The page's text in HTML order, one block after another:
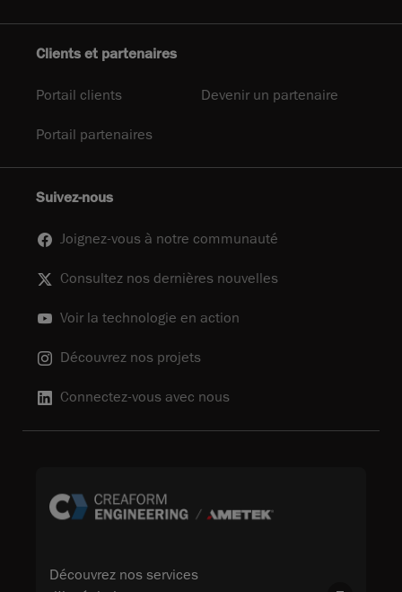
Clients et partenaires
Portail clients Devenir un partenaire
Portail partenaires
Suivez-nous
Joignez-vous à notre communauté
Consultez nos dernières nouvelles
Voir la technologie en action
Découvrez nos projets
Connectez-vous avec nous
Découvrez nos services